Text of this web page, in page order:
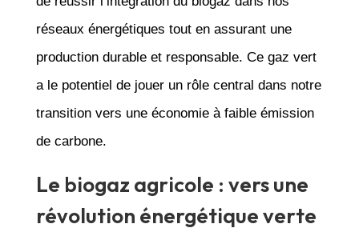
réseaux énergétiques tout en assurant une
production durable et responsable. Ce gaz vert
a le potentiel de jouer un rôle central dans notre
transition vers une économie à faible émission
de carbone.
Le biogaz agricole : vers une
révolution énergétique verte